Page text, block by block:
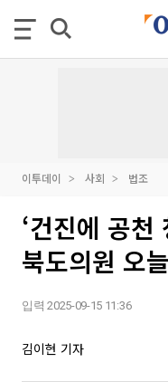
이투데이 사회 법조
‘건진에 공천
북도의원 오
입력 2025-09-15 11:36
김이현 기자